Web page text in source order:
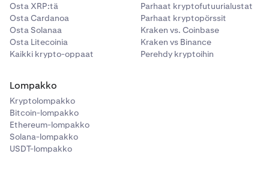
AXS 24000
BAT 680000
BCH
BLUR
BONK
Osta XRP:tä
Osta Cardanoa
Osta Solanaa
Osta Litecoinia
Kaikki krypto-oppaat
Parhaat kryptofutuurialustat
Parhaat kryptopörssit
Kraken vs. Coinbase
Kraken vs Binance
Perehdy kryptoihin
Lompakko
Kryptolompakko
Bitcoin-lompakko
Ethereum-lompakko
Solana-lompakko
USDT-lompakko